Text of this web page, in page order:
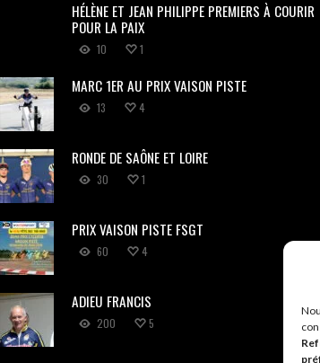
HÉLÈNE ET JEAN PHILIPPE PREMIERS À COURIR
POUR LA PAIX
10 1
MARC 1ER AU PRIX VAISON PISTE
13 4
RONDE DE SAÔNE ET LOIRE
30 1
PRIX VAISON PISTE FSGT
60 4
ADIEU FRANCIS
200 5